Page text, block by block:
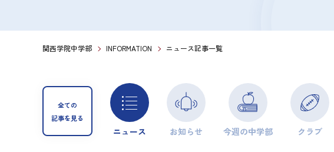
関西学院中学部 INFORMATION ニュース記事一覧
全ての
記事を見る
ニュース お知らせ 今週の中学部 クラブ